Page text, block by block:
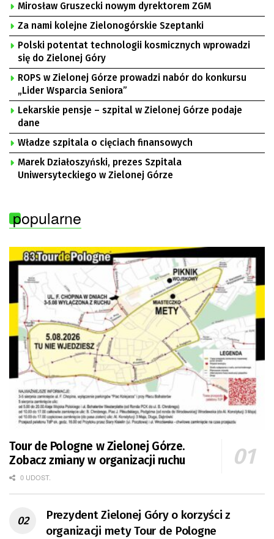
Mirosław Gruszecki nowym dyrektorem ZGM
Za nami kolejne Zielonogórskie Szeptanki
Polski potentat technologii kosmicznych wprowadzi
się do Zielonej Góry
ROPS w Zielonej Górze prowadzi nabór do konkursu
„Lider Wsparcia Seniora”
Lekarskie pensje – szpital w Zielonej Górze podaje
dane
Władze szpitala o cięciach finansowych
Marek Działoszyński, prezes Szpitala
Uniwersyteckiego w Zielonej Górze
popularne
Tour de Pologne w Zielonej Górze.
Zobacz zmiany w organizacji ruchu
0 UDOST.
Prezydent Zielonej Góry o korzyści z
organizacji mety Tour de Pologne